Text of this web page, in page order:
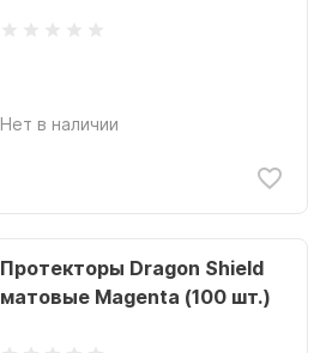
Нет в наличии
Протекторы Dragon Shield
матовые Magenta (100 шт.)